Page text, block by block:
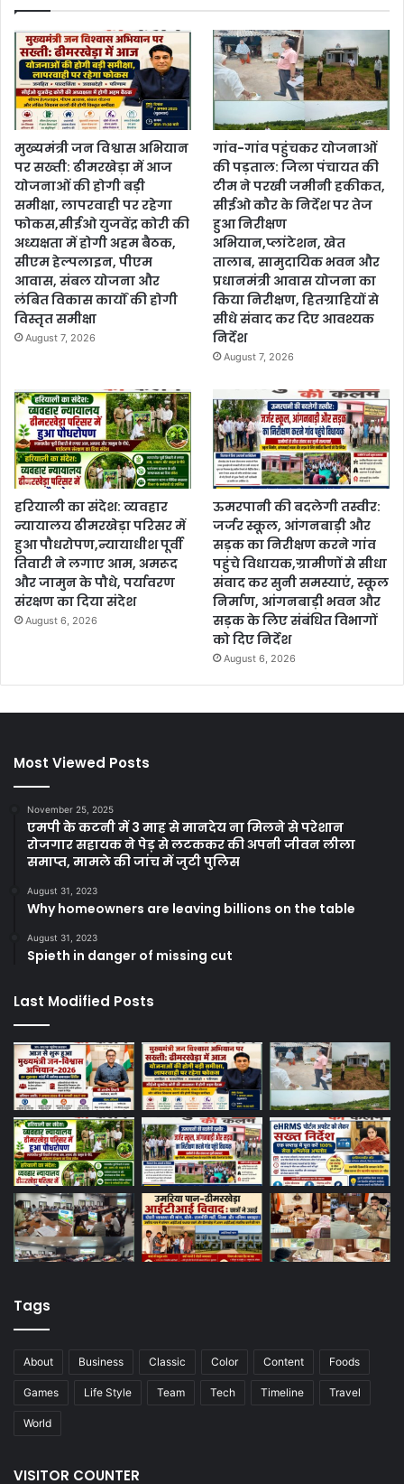
मुख्यमंत्री जन विश्वास अभियान
पर सख्ती: ढीमरखेड़ा में आज
योजनाओं की होगी बड़ी
समीक्षा, लापरवाही पर रहेगा
फोकस,सीईओ युजवेंद्र कोरी की
अध्यक्षता में होगी अहम बैठक,
सीएम हेल्पलाइन, पीएम
आवास, संबल योजना और
लंबित विकास कार्यों की होगी
विस्तृत समीक्षा
August 7, 2026
गांव-गांव पहुंचकर योजनाओं
की पड़ताल: जिला पंचायत की
टीम ने परखी जमीनी हकीकत,
सीईओ कौर के निर्देश पर तेज
हुआ निरीक्षण
अभियान,प्लांटेशन, खेत
तालाब, सामुदायिक भवन और
प्रधानमंत्री आवास योजना का
किया निरीक्षण, हितग्राहियों से
सीधे संवाद कर दिए आवश्यक
निर्देश
August 7, 2026
हरियाली का संदेश: व्यवहार
न्यायालय ढीमरखेड़ा परिसर में
हुआ पौधरोपण,न्यायाधीश पूर्वी
तिवारी ने लगाए आम, अमरूद
और जामुन के पौधे, पर्यावरण
संरक्षण का दिया संदेश
August 6, 2026
ऊमरपानी की बदलेगी तस्वीर:
जर्जर स्कूल, आंगनबाड़ी और
सड़क का निरीक्षण करने गांव
पहुंचे विधायक,ग्रामीणों से सीधा
संवाद कर सुनी समस्याएं, स्कूल
निर्माण, आंगनबाड़ी भवन और
सड़क के लिए संबंधित विभागों
को दिए निर्देश
August 6, 2026
Most Viewed Posts
November 25, 2025
एमपी के कटनी में 3 माह से मानदेय ना मिलने से परेशान
रोजगार सहायक ने पेड़ से लटककर की अपनी जीवन लीला
समाप्त, मामले की जांच में जुटी पुलिस
August 31, 2023
Why homeowners are leaving billions on the table
August 31, 2023
Spieth in danger of missing cut
Last Modified Posts
Tags
About Business Classic Color Content Foods
Games Life Style Team Tech Timeline Travel
World
VISITOR COUNTER